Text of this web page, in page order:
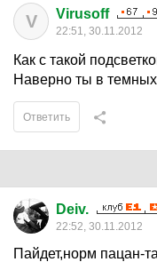
V Virusoff
22:51, 30.11.2012
Как с такой
Наверно ты в
Ответить
Deiv.
22:52, 30.11.2012
Пайдет,норм пацан-